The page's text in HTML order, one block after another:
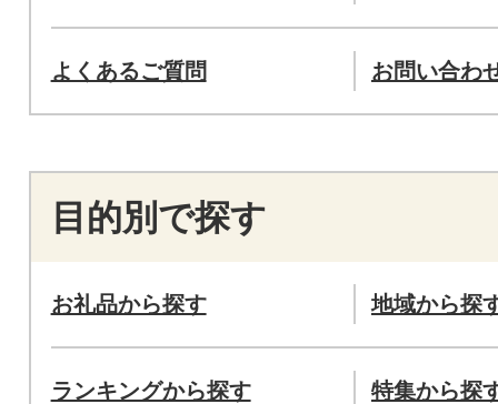
よくあるご質問 お問い合わ
目的別で探す
お礼品から探す 地域から探
ランキングから探す 特集から探